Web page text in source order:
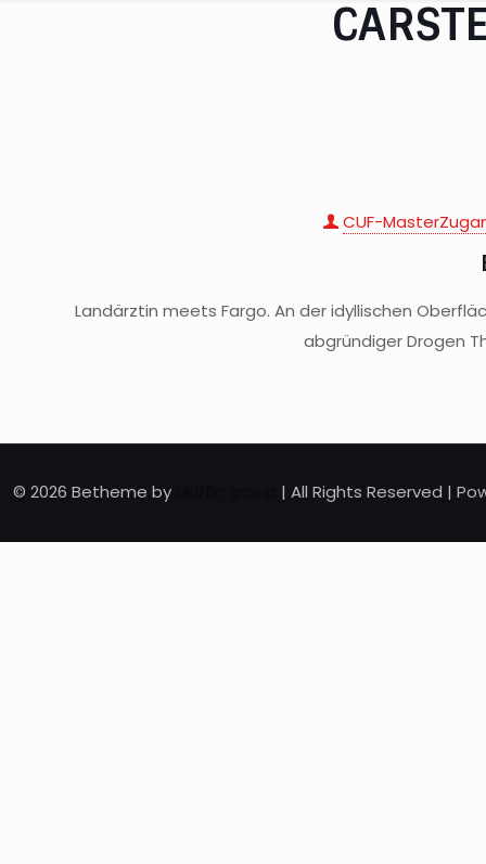
CUF-
Landärztin meets Fargo. An der idyllischen
abgründiger Drogen
© 2026 Betheme by | All Rights Reserved |